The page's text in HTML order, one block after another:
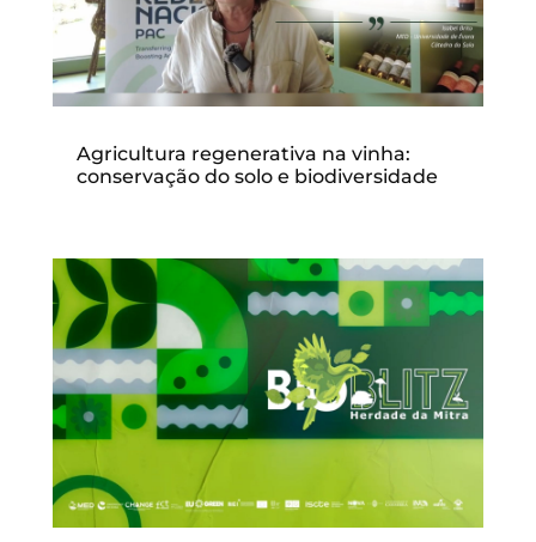
Agricultura regenerativa na vinha:
conservação do solo e biodiversidade